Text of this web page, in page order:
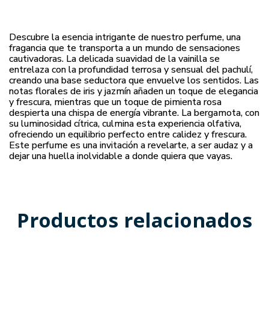
Descubre la esencia intrigante de nuestro perfume, una
fragancia que te transporta a un mundo de sensaciones
cautivadoras. La delicada suavidad de la vainilla se
entrelaza con la profundidad terrosa y sensual del pachulí,
creando una base seductora que envuelve los sentidos. Las
notas florales de iris y jazmín añaden un toque de elegancia
y frescura, mientras que un toque de pimienta rosa
despierta una chispa de energía vibrante. La bergamota, con
su luminosidad cítrica, culmina esta experiencia olfativa,
ofreciendo un equilibrio perfecto entre calidez y frescura.
Este perfume es una invitación a revelarte, a ser audaz y a
dejar una huella inolvidable a donde quiera que vayas.
Productos relacionados